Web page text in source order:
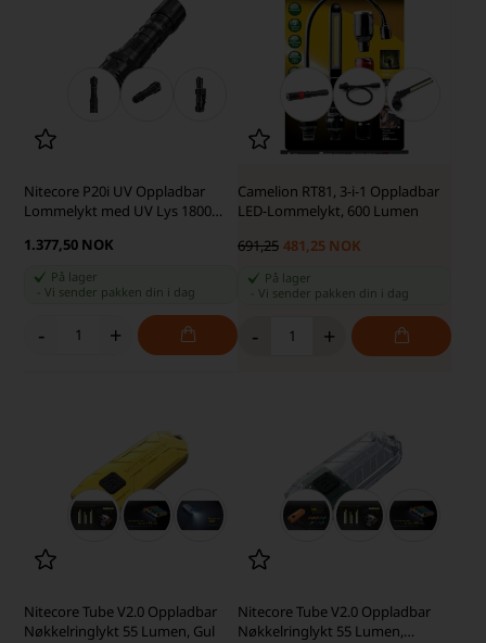
Nitecore P20i UV Oppladbar
Lommelykt med UV Lys 1800
1.377,50 NOK
På lager
-Vi sender pakken din i dag
- +
Camelion RT81, 3-i-1 Oppladbar
LED-Lommelykt, 600 Lumen
691,25 481,25 NOK
På lager
Vi sender pakken din i dag
- +
Nitecore Tube V2.0 Oppladbar
Nøkkelringlykt 55 Lumen, Gul
Nitecore Tube V2.0 Oppladbar
Nøkkelringlykt 55 Lumen,